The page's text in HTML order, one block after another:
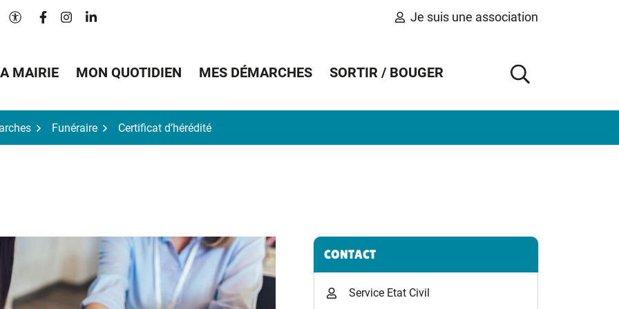
Paramètres d'accessibilité
Lien vers le compte Facebook
Lien vers le compte Instagram
Lien vers le compte Linkedin Je suis une association
MAIRIE MON QUOTIDIEN MES DÉMARCHES SORTIR / BOUGER
AFFICHER
Funéraire Certificat d’hérédité
Informations complémentaires
CONTACT
Service Etat Civil